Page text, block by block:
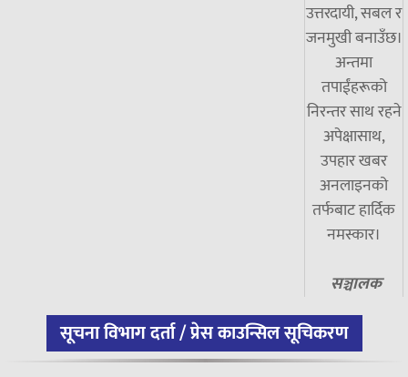
उत्तरदायी, सबल र
जनमुखी बनाउँछ।
अन्तमा
तपाईंहरूको
निरन्तर साथ रहने
अपेक्षासाथ,
उपहार खबर
अनलाइनको
तर्फबाट हार्दिक
नमस्कार।
सञ्चालक
सूचना विभाग दर्ता / प्रेस काउन्सिल सूचिकरण